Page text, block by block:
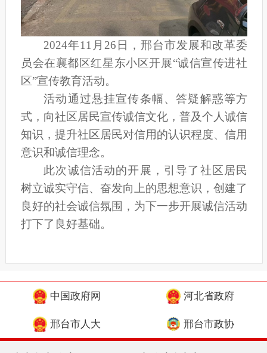
2024年11月26日，邢台市发展和改革委
员会在襄都区红星东小区开展“诚信宣传进社
区”宣传教育活动。
活动通过悬挂宣传条幅、答疑解惑等方
式，向社区居民宣传诚信文化，普及个人诚信
知识，提升社区居民对信用的认识程度、信用
意识和诚信理念。
此次诚信活动的开展，引导了社区居民
树立诚实守信、奋发向上的思想意识，创建了
良好的社会诚信氛围，为下一步开展诚信活动
打下了良好基础。
中国政府网 河北省政府
邢台市人大 邢台市政协